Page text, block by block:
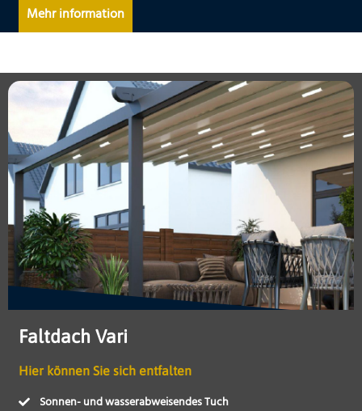
Mehr information
Faltdach Vari
Hier können Sie sich entfalten
Sonnen- und wasserabweisendes Tuch